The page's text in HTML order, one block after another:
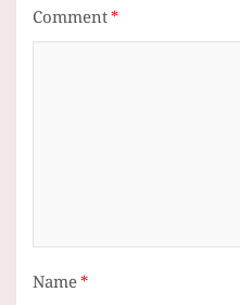
Comment*
Name*